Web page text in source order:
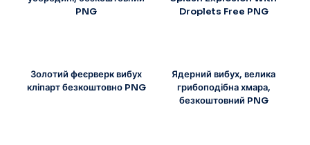
PNG
Droplets Free PNG
Золотий феєрверк вибух
кліпарт безкоштовно PNG
Ядерний вибух, велика
грибоподібна хмара,
безкоштовний PNG